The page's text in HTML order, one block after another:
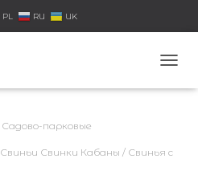
PL RU UK
Е
Л
Садово-парковые
Свиньи Свинки Кабаны / Свинья с